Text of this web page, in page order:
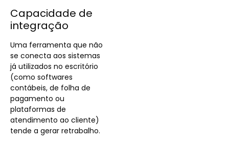
Capacidade de
integração
Uma ferramenta que não
se conecta aos sistemas
já utilizados no escritório
(como softwares
contábeis, de folha de
pagamento ou
plataformas de
atendimento ao cliente)
tende a gerar retrabalho.